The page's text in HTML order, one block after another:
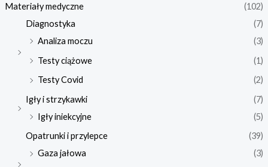
Materiały medyczne
(102)
Diagnostyka
(7)
Analiza moczu
(3)
Testy ciążowe
(1)
Testy Covid
(2)
Igły i strzykawki
(7)
Igły iniekcyjne
(5)
Opatrunki i przylepce
(39)
Gaza jałowa
(3)